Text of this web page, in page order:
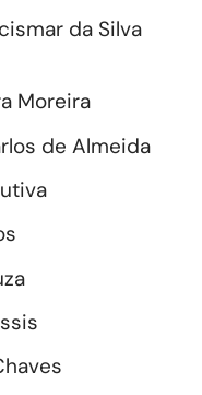
da Silva
Moreira
de Almeida